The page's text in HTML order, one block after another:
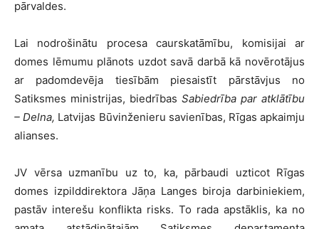
pārvaldes.
Lai nodrošinātu procesa caurskatāmību, komisijai ar
domes lēmumu plānots uzdot savā darbā kā novērotājus
ar padomdevēja tiesībām piesaistīt pārstāvjus no
Satiksmes ministrijas, biedrības Sabiedrība par atklātību
– Delna, Latvijas Būvinženieru savienības, Rīgas apkaimju
alianses.
JV vērsa uzmanību uz to, ka, pārbaudi uzticot Rīgas
domes izpilddirektora Jāņa Langes biroja darbiniekiem,
pastāv interešu konflikta risks. To rada apstāklis, ka no